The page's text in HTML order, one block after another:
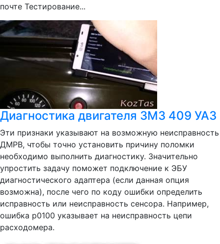
почте Тестирование...
Диагностика двигателя ЗМЗ 409 УАЗ
Эти признаки указывают на возможную неисправность
ДМРВ, чтобы точно установить причину поломки
необходимо выполнить диагностику. Значительно
упростить задачу поможет подключение к ЭБУ
диагностического адаптера (если данная опция
возможна), после чего по коду ошибки определить
исправность или неисправность сенсора. Например,
ошибка p0100 указывает на неисправность цепи
расходомера.